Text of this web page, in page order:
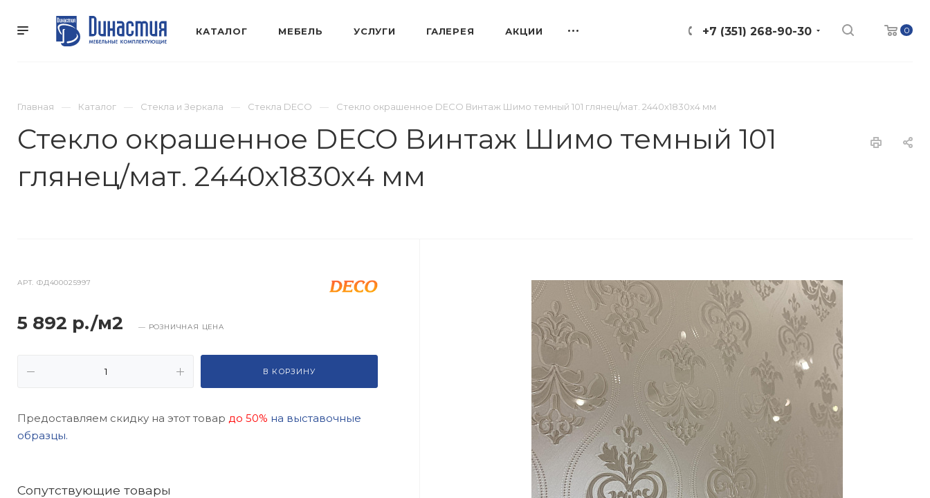
0
+7 (351) 268-90-30
КАТАЛОГ МЕБЕЛЬ УСЛУГИ ГАЛЕРЕЯ АКЦИИ
Главная Каталог Стекла и Зеркала Стекла DECO Стекло окрашенное DECO Винтаж Шимо темный 101 глянец/мат. 2440х1830х4 мм
Стекло окрашенное DECO Винтаж Шимо темный 101
глянец/мат. 2440х1830х4 мм
АРТ.ФД400025997
5 892 р./м2 — РОЗНИЧНАЯ ЦЕНА
В КОРЗИНУ
Предоставляем скидку на этот товар до 50% на выставочные
образцы.
Cопутствующие товары